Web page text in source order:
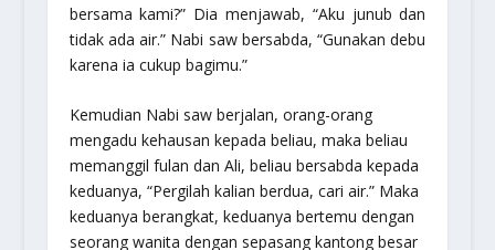
bersama kami?” Dia menjawab, “Aku junub dan
tidak ada air.” Nabi saw bersabda, “Gunakan debu
karena ia cukup bagimu.”
Kemudian Nabi saw berjalan, orang-orang
mengadu kehausan kepada beliau, maka beliau
memanggil fulan dan Ali, beliau bersabda kepada
keduanya, “Pergilah kalian berdua, cari air.” Maka
keduanya berangkat, keduanya bertemu dengan
seorang wanita dengan sepasang kantong besar